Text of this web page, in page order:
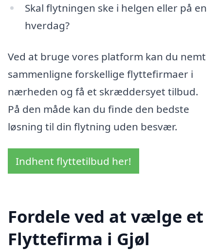
Skal flytningen ske i helgen eller på en
hverdag?
Ved at bruge vores platform kan du nemt
sammenligne forskellige flyttefirmaer i
nærheden og få et skræddersyet tilbud.
På den måde kan du finde den bedste
løsning til din flytning uden besvær.
Indhent flyttetilbud her!
Fordele ved at vælge et
Flyttefirma i Gjøl